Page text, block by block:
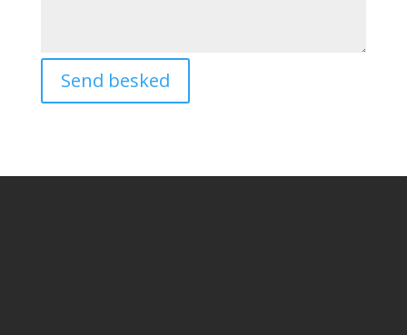
Send besked